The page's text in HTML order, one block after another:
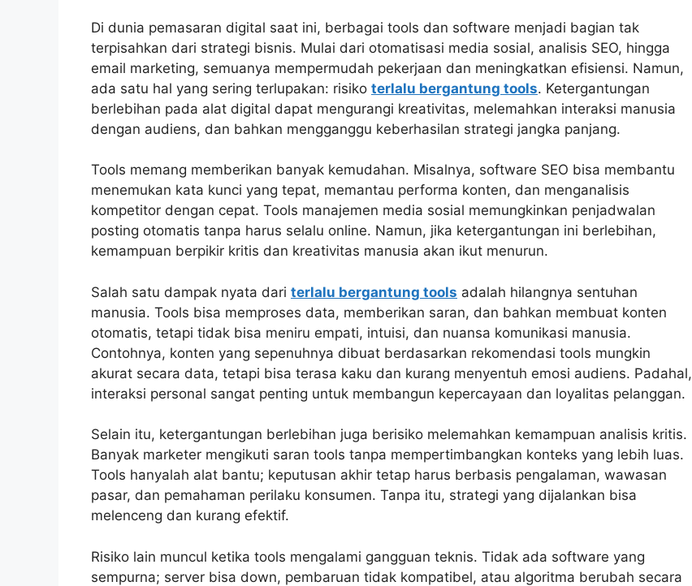
Di dunia pemasaran digital saat ini, berbagai tools dan software menjadi bagian tak
terpisahkan dari strategi bisnis. Mulai dari otomatisasi media sosial, analisis SEO, hingga
email marketing, semuanya mempermudah pekerjaan dan meningkatkan efisiensi. Namun,
ada satu hal yang sering terlupakan: risiko terlalu bergantung tools. Ketergantungan
berlebihan pada alat digital dapat mengurangi kreativitas, melemahkan interaksi manusia
dengan audiens, dan bahkan mengganggu keberhasilan strategi jangka panjang.
Tools memang memberikan banyak kemudahan. Misalnya, software SEO bisa membantu
menemukan kata kunci yang tepat, memantau performa konten, dan menganalisis
kompetitor dengan cepat. Tools manajemen media sosial memungkinkan penjadwalan
posting otomatis tanpa harus selalu online. Namun, jika ketergantungan ini berlebihan,
kemampuan berpikir kritis dan kreativitas manusia akan ikut menurun.
Salah satu dampak nyata dari terlalu bergantung tools adalah hilangnya sentuhan
manusia. Tools bisa memproses data, memberikan saran, dan bahkan membuat konten
otomatis, tetapi tidak bisa meniru empati, intuisi, dan nuansa komunikasi manusia.
Contohnya, konten yang sepenuhnya dibuat berdasarkan rekomendasi tools mungkin
akurat secara data, tetapi bisa terasa kaku dan kurang menyentuh emosi audiens. Padahal,
interaksi personal sangat penting untuk membangun kepercayaan dan loyalitas pelanggan.
Selain itu, ketergantungan berlebihan juga berisiko melemahkan kemampuan analisis kritis.
Banyak marketer mengikuti saran tools tanpa mempertimbangkan konteks yang lebih luas.
Tools hanyalah alat bantu; keputusan akhir tetap harus berbasis pengalaman, wawasan
pasar, dan pemahaman perilaku konsumen. Tanpa itu, strategi yang dijalankan bisa
melenceng dan kurang efektif.
Risiko lain muncul ketika tools mengalami gangguan teknis. Tidak ada software yang
sempurna; server bisa down, pembaruan tidak kompatibel, atau algoritma berubah secara